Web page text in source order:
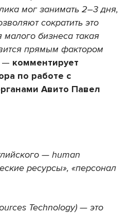
мог занимать 2–3 дня,
сократить это
бизнеса такая
прямым фактором
— комментирует
по работе с
Авито Павел
— human
ресурсы», «персонал
Technology) — это